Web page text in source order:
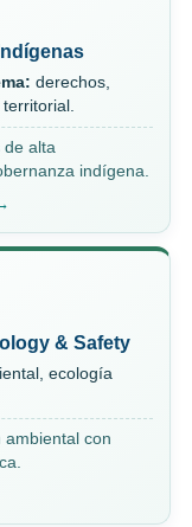
derechos,
de alta
indígena.
& Safety
ecología
ambiental con